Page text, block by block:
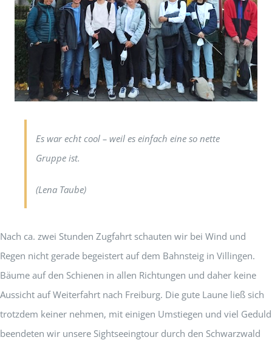
Es war echt cool – weil es einfach eine so nette
Gruppe ist.
(Lena Taube)
Nach ca. zwei Stunden Zugfahrt schauten wir bei Wind und
Regen nicht gerade begeistert auf dem Bahnsteig in Villingen.
Bäume auf den Schienen in allen Richtungen und daher keine
Aussicht auf Weiterfahrt nach Freiburg. Die gute Laune ließ sich
trotzdem keiner nehmen, mit einigen Umstiegen und viel Geduld
beendeten wir unsere Sightseeingtour durch den Schwarzwald